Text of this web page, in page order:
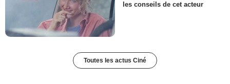
les conseils de cet acteur
Toutes les actus Ciné